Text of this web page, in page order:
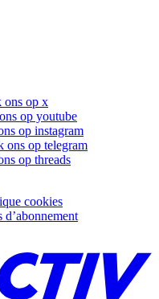
ons op x
op youtube
op instagram
ons op telegram
op threads
cookies